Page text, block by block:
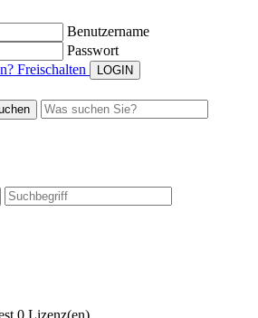
Benutzername
Passwort
Freischalten